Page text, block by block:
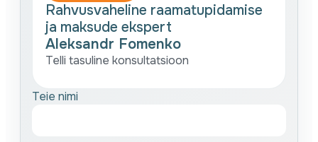
Rahvusvaheline raamatupidamise
ja maksude ekspert
Aleksandr Fomenko
Telli tasuline konsultatsioon
Teie nimi